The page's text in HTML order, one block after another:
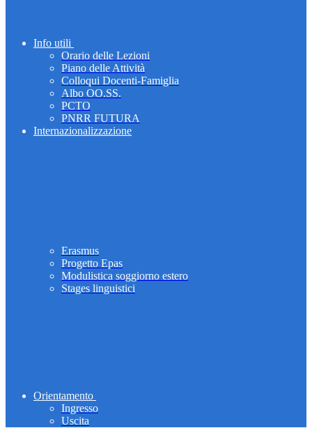
Info utili
Orario delle Lezioni
Piano delle Attività
Colloqui Docenti-Famiglia
Albo OO.SS.
PCTO
PNRR FUTURA
Internazionalizzazione
Erasmus
Progetto Epas
Modulistica soggiorno estero
Stages linguistici
Orientamento
Ingresso
Uscita